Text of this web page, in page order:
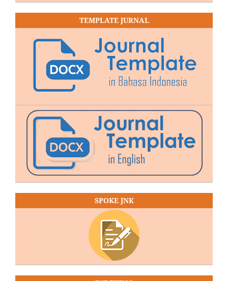
TEMPLATE JURNAL
SPOKE JNK